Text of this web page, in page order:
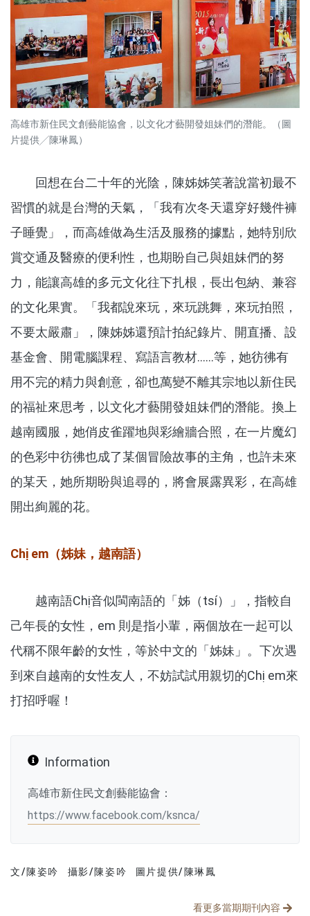
高雄市新住民文創藝能協會，以文化才藝開發姐妹們的潛能。（圖
片提供╱陳琳鳳）
回想在台二十年的光陰，陳姊姊笑著說當初最不
習慣的就是台灣的天氣，「我有次冬天還穿好幾件褲
子睡覺」，而高雄做為生活及服務的據點，她特別欣
賞交通及醫療的便利性，也期盼自己與姐妹們的努
力，能讓高雄的多元文化往下扎根，長出包納、兼容
的文化果實。「我都說來玩，來玩跳舞，來玩拍照，
不要太嚴肅」，陳姊姊還預計拍紀錄片、開直播、設
基金會、開電腦課程、寫語言教材……等，她彷彿有
用不完的精力與創意，卻也萬變不離其宗地以新住民
的福祉來思考，以文化才藝開發姐妹們的潛能。換上
越南國服，她俏皮雀躍地與彩繪牆合照，在一片魔幻
的色彩中彷彿也成了某個冒險故事的主角，也許未來
的某天，她所期盼與追尋的，將會展露異彩，在高雄
開出絢麗的花。
Chị em（姊妹，越南語）
越南語Chị音似閩南語的「姊（tsí）」，指較自
己年長的女性，em 則是指小輩，兩個放在一起可以
代稱不限年齡的女性，等於中文的「姊妹」。下次遇
到來自越南的女性友人，不妨試試用親切的Chị em來
打招呼喔！
Information
高雄市新住民文創藝能協會：
https://www.facebook.com/ksnca/
文/陳姿吟 攝影/陳姿吟 圖片提供/陳琳鳳
看更多當期期刊內容
文章分類
分享文章